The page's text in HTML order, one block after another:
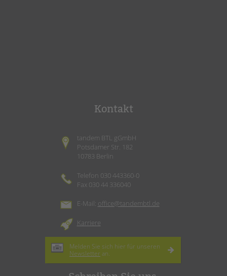
Kontakt
tandem BTL gGmbH
Potsdamer Str. 182
10783 Berlin
Telefon 030 443360-0
Fax 030 44 336040
E-Mail: office@tandembtl.de
Karriere
Melden Sie sich hier für unseren
Newsletter an.